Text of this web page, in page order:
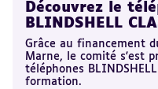
Découvrez le
BLINDSHELL
Grâce au financement
Marne, le comité s'est
téléphones
formation.